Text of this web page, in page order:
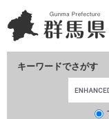
ー
ジ
ニ
ュ
キーワードでさがす